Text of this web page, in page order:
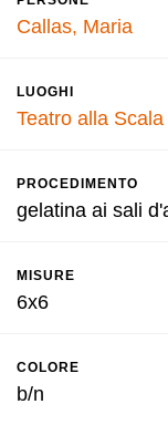
Callas, Maria
LUOGHI
Teatro alla Scala
PROCEDIMENTO
gelatina ai sali
MISURE
6x6
COLORE
b/n